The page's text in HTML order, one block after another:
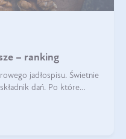
– ranking
jadłospisu. Świetnie
dań. Po które